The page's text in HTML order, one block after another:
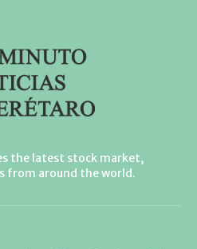
the latest stock market,
from around the world.